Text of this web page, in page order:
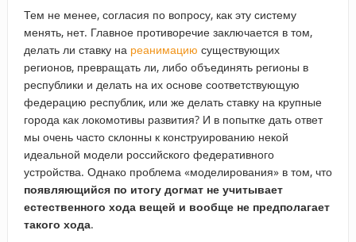
Тем не менее, согласия по вопросу, как эту систему
менять, нет. Главное противоречие заключается в том,
делать ли ставку на реанимацию существующих
регионов, превращать ли, либо объединять регионы в
республики и делать на их основе соответствующую
федерацию республик, или же делать ставку на крупные
города как локомотивы развития? И в попытке дать ответ
мы очень часто склонны к конструированию некой
идеальной модели российского федеративного
устройства. Однако проблема «моделирования» в том, что
появляющийся по итогу догмат не учитывает
естественного хода вещей и вообще не предполагает
такого хода.